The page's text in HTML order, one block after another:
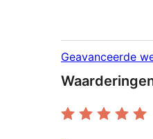
Geavanceerde